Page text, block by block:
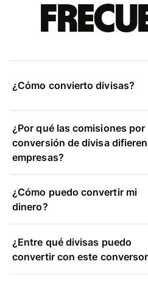
¿Cómo convierto divisas?
¿Por qué las comisiones por
conversión de divisa
empresas?
¿Cómo puedo convertir mi
dinero?
¿Entre qué divisas puedo
convertir con este